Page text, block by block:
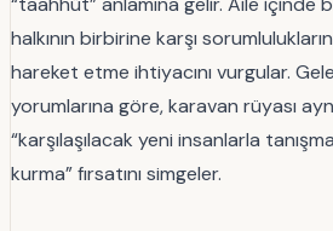
halkının birbirine karşı
hareket etme ihtiyacını vurgular.
yorumlarına göre, karavan rüyası
“karşılaşılacak yeni insanlarla
kurma” fırsatını simgeler.